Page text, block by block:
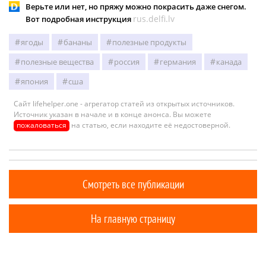
Верьте или нет, но пряжу можно покрасить даже снегом.
Вот подробная инструкция rus.delfi.lv
ягоды бананы
полезные продукты
полезные вещества
россия германия
канада
япония
сша
Сайт lifehelper.one - агрегатор статей из открытых источников.
Источник указан в начале и в конце анонса. Вы можете
пожаловаться на статью, если находите её недостоверной.
Смотреть все публикации
На главную страницу